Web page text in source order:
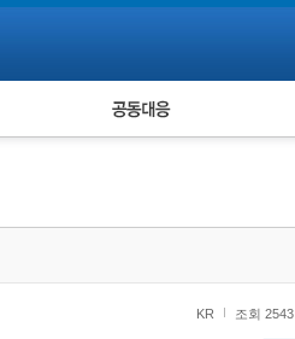
피해자 공동대응
KR 조회 2543